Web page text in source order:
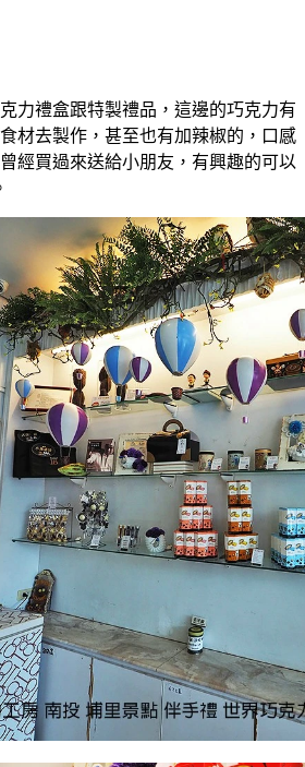
力禮盒跟特製禮品，這邊的巧克力有
材去製作，甚至也有加辣椒的，口感
經買過來送給小朋友，有興趣的可以